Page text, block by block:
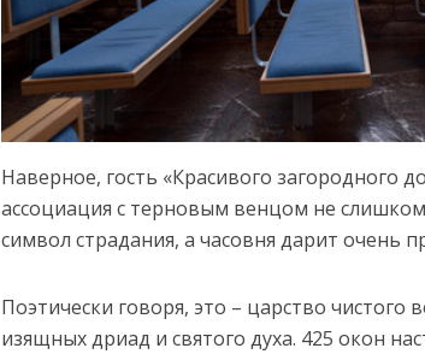
Наверное, гость «Красивого загородного
ассоциация с терновым венцом не
символ страдания, а часовня дарит очень
Поэтически говоря, это – царство чистого
изящных дриад и святого духа. 425 окон